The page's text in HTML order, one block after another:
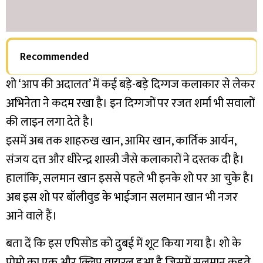
Recommended
शो ‘आप की अदालत’ में कई बड़े-बड़े दिग्गज कलाकार से लेकर
अभिनेता ने कदम रखा है। इन दिग्गजों पर रजत शर्मा भी सवालों
की लाइन लगा देते है।
इसमें अब तक शाहरुख खान, आमिर खान, कार्तिक आर्यन,
संजय दत्त और धीरेन्द्र शास्त्री जैसे कलाकारों ने दस्तक दी है।
हालांकि, सलमान खान इससे पहले भी इनके शो पर आ चुके है।
अब इस शो पर बॉलीवुड के भाईजान सलमान खान भी नजर
आने वाले हैं।
बता दें कि इस एपिसोड को दुबई में शूट किया गया है। शो के